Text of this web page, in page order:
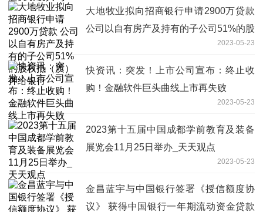
大地牧业拟向招商银行申请2900万贷款
公司以自有房产及持有的子公司51%的股
2023-05-23
快资讯：突发！上市公司宣布：终止收
购！金融软件巨头曲线上市再失败
2023-05-23
2023第十五届中国成都学前教育及装备
展览会11月25日举办_天天观点
2023-05-23
金昌蓝宇与中国银行签署《授信额度协
议》 获得中国银行一年期流动资金贷款